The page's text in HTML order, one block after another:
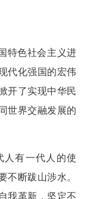
特色社会主义进
代化强国的宏伟
开了实现中华民
世界交融发展的
人有一代人的使
不断跋山涉水。
我革新，坚定不